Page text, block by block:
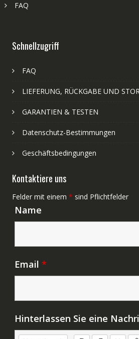
FAQ
Schnellzugriff
FAQ
LIEFERUNG, RÜCKGABE UND
GARANTIEN & TESTEN
Datenschutz-Bestimmungen
Geschäftsbedingungen
Kontaktiere uns
Felder mit einem * sind Pflichtfelder
Name
Email *
Hinterlassen Sie eine